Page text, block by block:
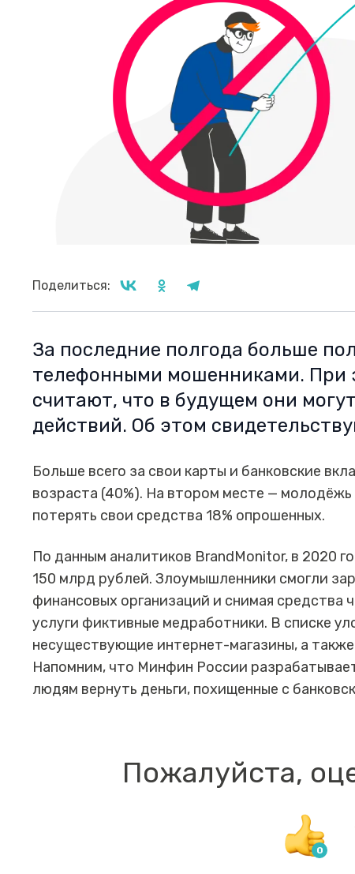
Поделиться:
За последние полгода больше
телефонными мошенниками. При
считают, что в будущем они
действий. Об этом
Больше всего за свои карты и банковские
возраста (40%). На втором месте —
потерять свои средства 18% опрошенных.
По данным аналитиков BrandMonitor, в 2020
150 млрд рублей. Злоумышленники смогли
финансовых организаций и снимая средства
услуги фиктивные медработники. В списке
несуществующие интернет-магазины, а
Напомним, что Минфин России
людям вернуть деньги, похищенные с
Пожалуйста,